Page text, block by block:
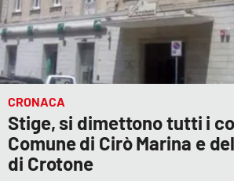
Lactv.it
Laconair.it
Lacitymag.it
Lacapitalenews.it
CRONACA
Stige, si dimettono tutti i
Comune di Cirò Marina e
di Crotone